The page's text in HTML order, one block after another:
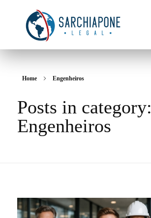
ABOUT
Home Engenheiros
Posts in category:
Engenheiros